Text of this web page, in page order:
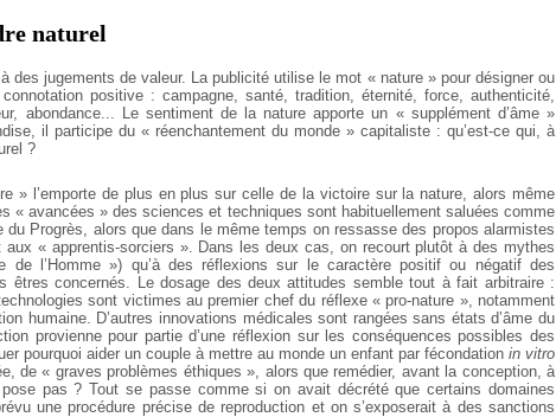
naturel
des jugements de valeur. La publicité utilise le mot « nature » pour désigner ou
positive : campagne, santé, tradition, éternité, force, authenticité,
abondance... Le sentiment de la nature apporte un « supplément d’âme »
il participe du « réenchantement du monde » capitaliste : qu’est-ce qui, à
?
» l’emporte de plus en plus sur celle de la victoire sur la nature, alors même
« avancées » des sciences et techniques sont habituellement saluées comme
du Progrès, alors que dans le même temps on ressasse des propos alarmistes
« apprentis-sorciers ». Dans les deux cas, on recourt plutôt à des mythes
de l’Homme ») qu’à des réflexions sur le caractère positif ou négatif des
êtres concernés. Le dosage des deux attitudes semble tout à fait arbitraire :
sont victimes au premier chef du réflexe « pro-nature », notamment
humaine. D’autres innovations médicales sont rangées sans états d’âme du
provienne pour partie d’une réflexion sur les conséquences possibles des
pourquoi aider un couple à mettre au monde un enfant par fécondation in vitro
de « graves problèmes éthiques », alors que remédier, avant la conception, à
pas ? Tout se passe comme si on avait décrété que certains domaines
une procédure précise de reproduction et on s’exposerait à des sanctions